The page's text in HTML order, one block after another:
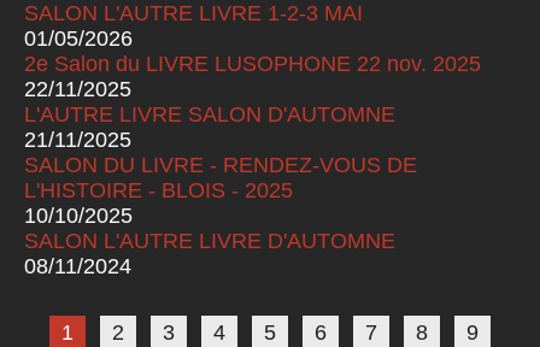
SALON L'AUTRE LIVRE 1-2-3 MAI
01/05/2026
2e Salon du LIVRE LUSOPHONE 22 nov. 2025
22/11/2025
L'AUTRE LIVRE SALON D'AUTOMNE
21/11/2025
SALON DU LIVRE - RENDEZ-VOUS DE
L'HISTOIRE - BLOIS - 2025
10/10/2025
SALON L'AUTRE LIVRE D'AUTOMNE
08/11/2024
Pages
1 2 3 4 5 6 7 8 9